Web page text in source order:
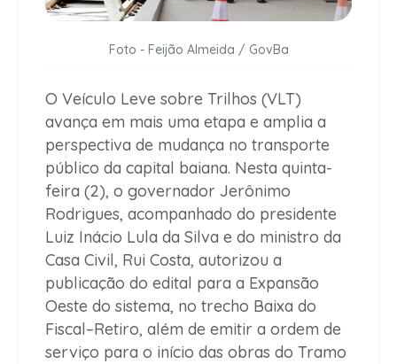
Foto - Feijão Almeida / GovBa
O Veículo Leve sobre Trilhos (VLT)
avança em mais uma etapa e amplia a
perspectiva de mudança no transporte
público da capital baiana. Nesta quinta-
feira (2), o governador Jerônimo
Rodrigues, acompanhado do presidente
Luiz Inácio Lula da Silva e do ministro da
Casa Civil, Rui Costa, autorizou a
publicação do edital para a Expansão
Oeste do sistema, no trecho Baixa do
Fiscal–Retiro, além de emitir a ordem de
serviço para o início das obras do Tramo